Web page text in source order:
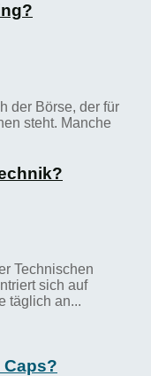
der Börse, der für
steht. Manche
Technischen
sich auf
täglich an...
Caps?